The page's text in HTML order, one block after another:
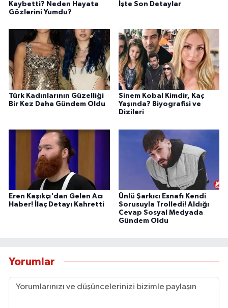
Kaybetti? Neden Hayata
Gözlerini Yumdu?
İşte Son Detaylar
Türk Kadınlarının Güzelliği
Bir Kez Daha Gündem Oldu
Sinem Kobal Kimdir, Kaç
Yaşında? Biyografisi ve
Dizileri
Eren Kaşıkçı'dan Gelen Acı
Haber! İlaç Detayı Kahretti
Ünlü Şarkıcı Esnafı Kendi
Sorusuyla Trolledi! Aldığı
Cevap Sosyal Medyada
Gündem Oldu
Yorumlar